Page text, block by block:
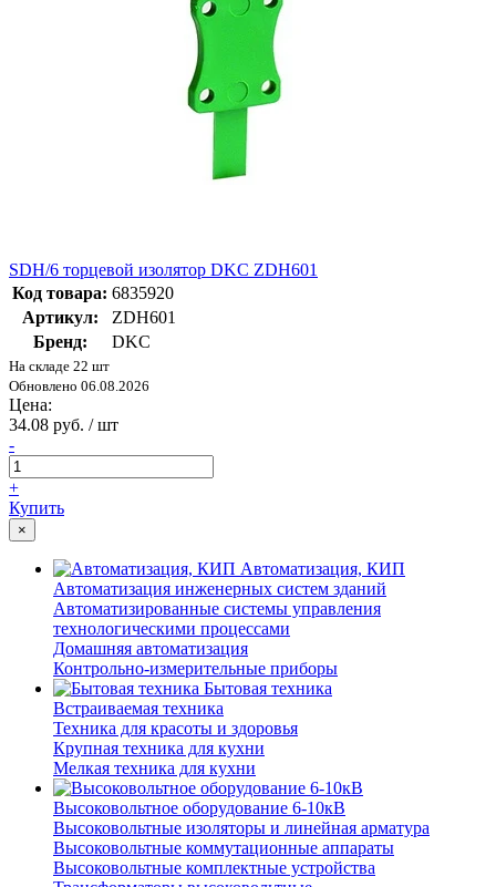
SDH/6 торцевой изолятор DKC ZDH601
Код товара: 6835920
Артикул:
ZDH601
Бренд:
DKC
На складе 22 шт
Обновлено 06.08.2026
Цена:
34.08 руб. / шт
-
+
Купить
×
Автоматизация, КИП
Автоматизация инженерных систем зданий
Автоматизированные системы управления
технологическими процессами
Домашняя автоматизация
Контрольно-измерительные приборы
Бытовая техника
Встраиваемая техника
Техника для красоты и здоровья
Крупная техника для кухни
Мелкая техника для кухни
Высоковольтное оборудование 6-10кВ
Высоковольтные изоляторы и линейная арматура
Высоковольтные коммутационные аппараты
Высоковольтные комплектные устройства